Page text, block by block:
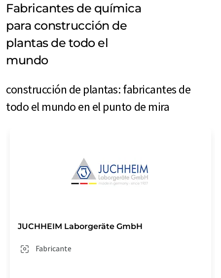
Fabricantes de química
para construcción de
plantas de todo el
mundo
construcción de plantas: fabricantes de
todo el mundo en el punto de mira
JUCHHEIM Laborgeräte GmbH
Fabricante